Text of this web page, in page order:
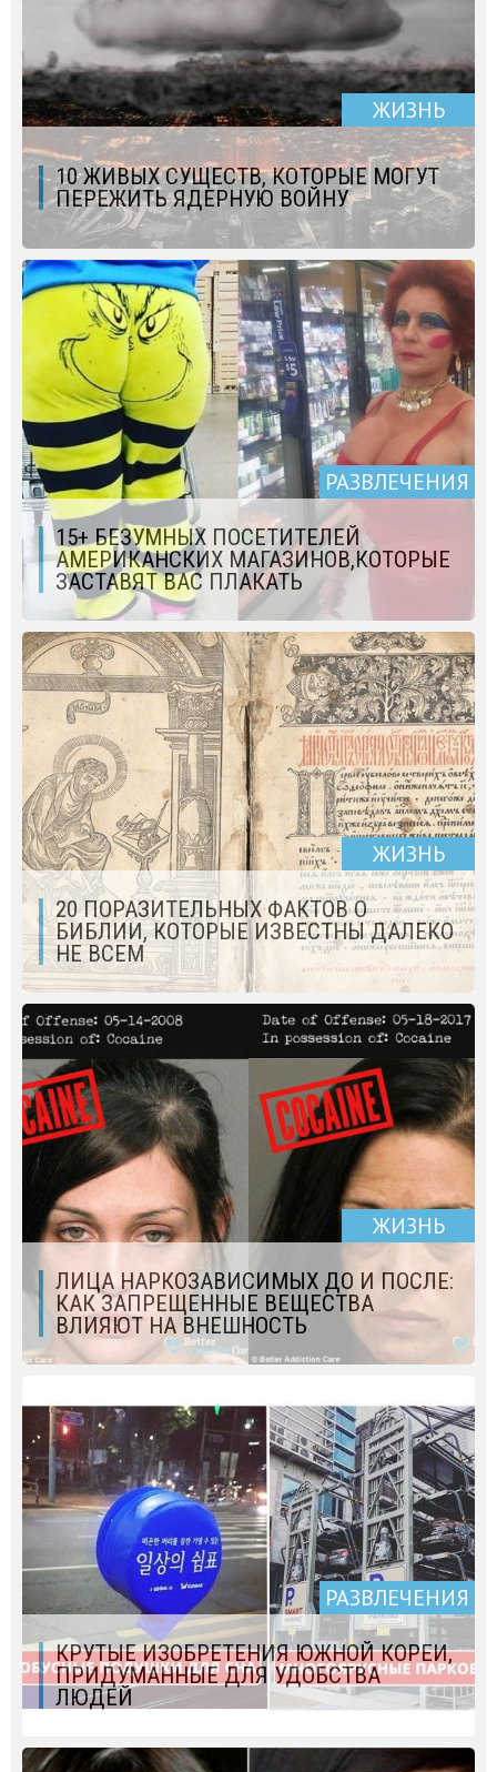
ЖИЗНЬ
10 ЖИВЫХ СУЩЕСТВ, КОТОРЫЕ МОГУТ
ПЕРЕЖИТЬ ЯДЕРНУЮ ВОЙНУ
РАЗВЛЕЧЕНИЯ
15+ БЕЗУМНЫХ ПОСЕТИТЕЛЕЙ
АМЕРИКАНСКИХ МАГАЗИНОВ,КОТОРЫЕ
ЗАСТАВЯТ ВАС ПЛАКАТЬ
ЖИЗНЬ
20 ПОРАЗИТЕЛЬНЫХ ФАКТОВ О
БИБЛИИ, КОТОРЫЕ ИЗВЕСТНЫ ДАЛЕКО
НЕ ВСЕМ
ЖИЗНЬ
ЛИЦА НАРКОЗАВИСИМЫХ ДО И ПОСЛЕ:
КАК ЗАПРЕЩЕННЫЕ ВЕЩЕСТВА
ВЛИЯЮТ НА ВНЕШНОСТЬ
РАЗВЛЕЧЕНИЯ
КРУТЫЕ ИЗОБРЕТЕНИЯ ЮЖНОЙ КОРЕИ,
ПРИДУМАННЫЕ ДЛЯ УДОБСТВА
ЛЮДЕЙ